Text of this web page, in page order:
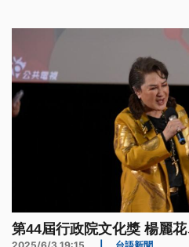
第44屆行政院文化獎 楊麗